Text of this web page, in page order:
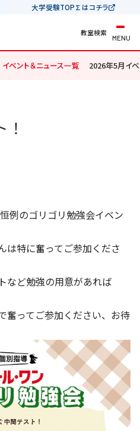
大学受験TOP∑はコチラ
教室検索
MENU
イベント＆ニュース一覧 2026年5月イベ
例のゴリゴリ勉強会イベン
は特に奮ってご参加くださ
など勉強の用意があれば
奮ってご参加ください、お待